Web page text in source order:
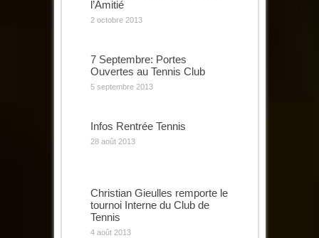
l’Amitié
2 octobre 2013
7 Septembre: Portes
Ouvertes au Tennis Club
5 septembre 2013
Infos Rentrée Tennis
28 août 2013
Christian Gieulles remporte le
tournoi Interne du Club de
Tennis
4 août 2013